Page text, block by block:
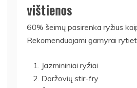
vištienos
60% šeimų pasirenka ryžius
Rekomenduojami garnyrai
Jazmininiai ryžiai
Daržovių stir-fry